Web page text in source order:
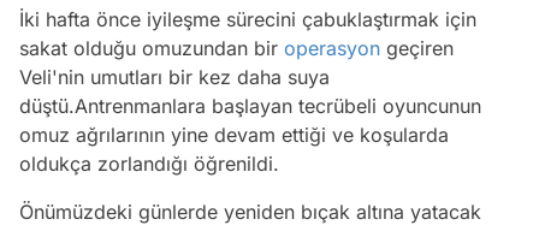
İki hafta önce iyileşme sürecini çabuklaştırmak için
sakat olduğu omuzundan bir operasyon geçiren
Veli'nin umutları bir kez daha suya
düştü.Antrenmanlara başlayan tecrübeli oyuncunun
omuz ağrılarının yine devam ettiği ve koşularda
oldukça zorlandığı öğrenildi.
Önümüzdeki günlerde yeniden bıçak altına yatacak